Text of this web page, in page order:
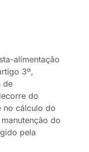
alimentação
3º,
de
do
no cálculo do
do
pela